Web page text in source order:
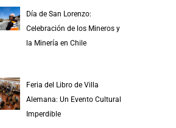
Día de San Lorenzo:
Celebración de los Mineros y
la Minería en Chile
Feria del Libro de Villa
Alemana: Un Evento Cultural
Imperdible